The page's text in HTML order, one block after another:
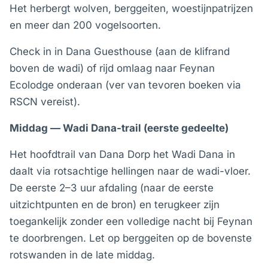
Het herbergt wolven, berggeiten, woestijnpatrijzen
en meer dan 200 vogelsoorten.
Check in in Dana Guesthouse (aan de klifrand
boven de wadi) of rijd omlaag naar Feynan
Ecolodge onderaan (ver van tevoren boeken via
RSCN vereist).
Middag — Wadi Dana-trail (eerste gedeelte)
Het hoofdtrail van Dana Dorp het Wadi Dana in
daalt via rotsachtige hellingen naar de wadi-vloer.
De eerste 2–3 uur afdaling (naar de eerste
uitzichtpunten en de bron) en terugkeer zijn
toegankelijk zonder een volledige nacht bij Feynan
te doorbrengen. Let op berggeiten op de bovenste
rotswanden in de late middag.